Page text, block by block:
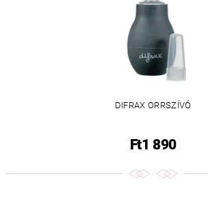
DIFRAX ORRSZÍVÓ
Ft1 890